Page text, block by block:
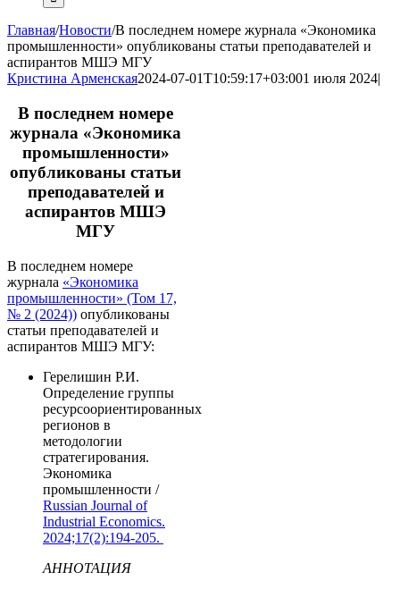
Главная/Новости/В последнем номере журнала «Экономика
промышленности» опубликованы статьи преподавателей и
аспирантов МШЭ МГУ
Кристина Арменская2024-07-01T10:59:17+03:001 июля 2024|
В последнем номере
журнала «Экономика
промышленности»
опубликованы статьи
преподавателей и
аспирантов МШЭ
МГУ
В последнем номере
журнала «Экономика
промышленности» (Том 17,
№ 2 (2024)) опубликованы
статьи преподавателей и
аспирантов МШЭ МГУ:
Герелишин Р.И.
Определение группы
ресурсоориентированных
регионов в
методологии
стратегирования.
Экономика
промышленности /
Russian Journal of
Industrial Economics.
2024;17(2):194-205.
АННОТАЦИЯ